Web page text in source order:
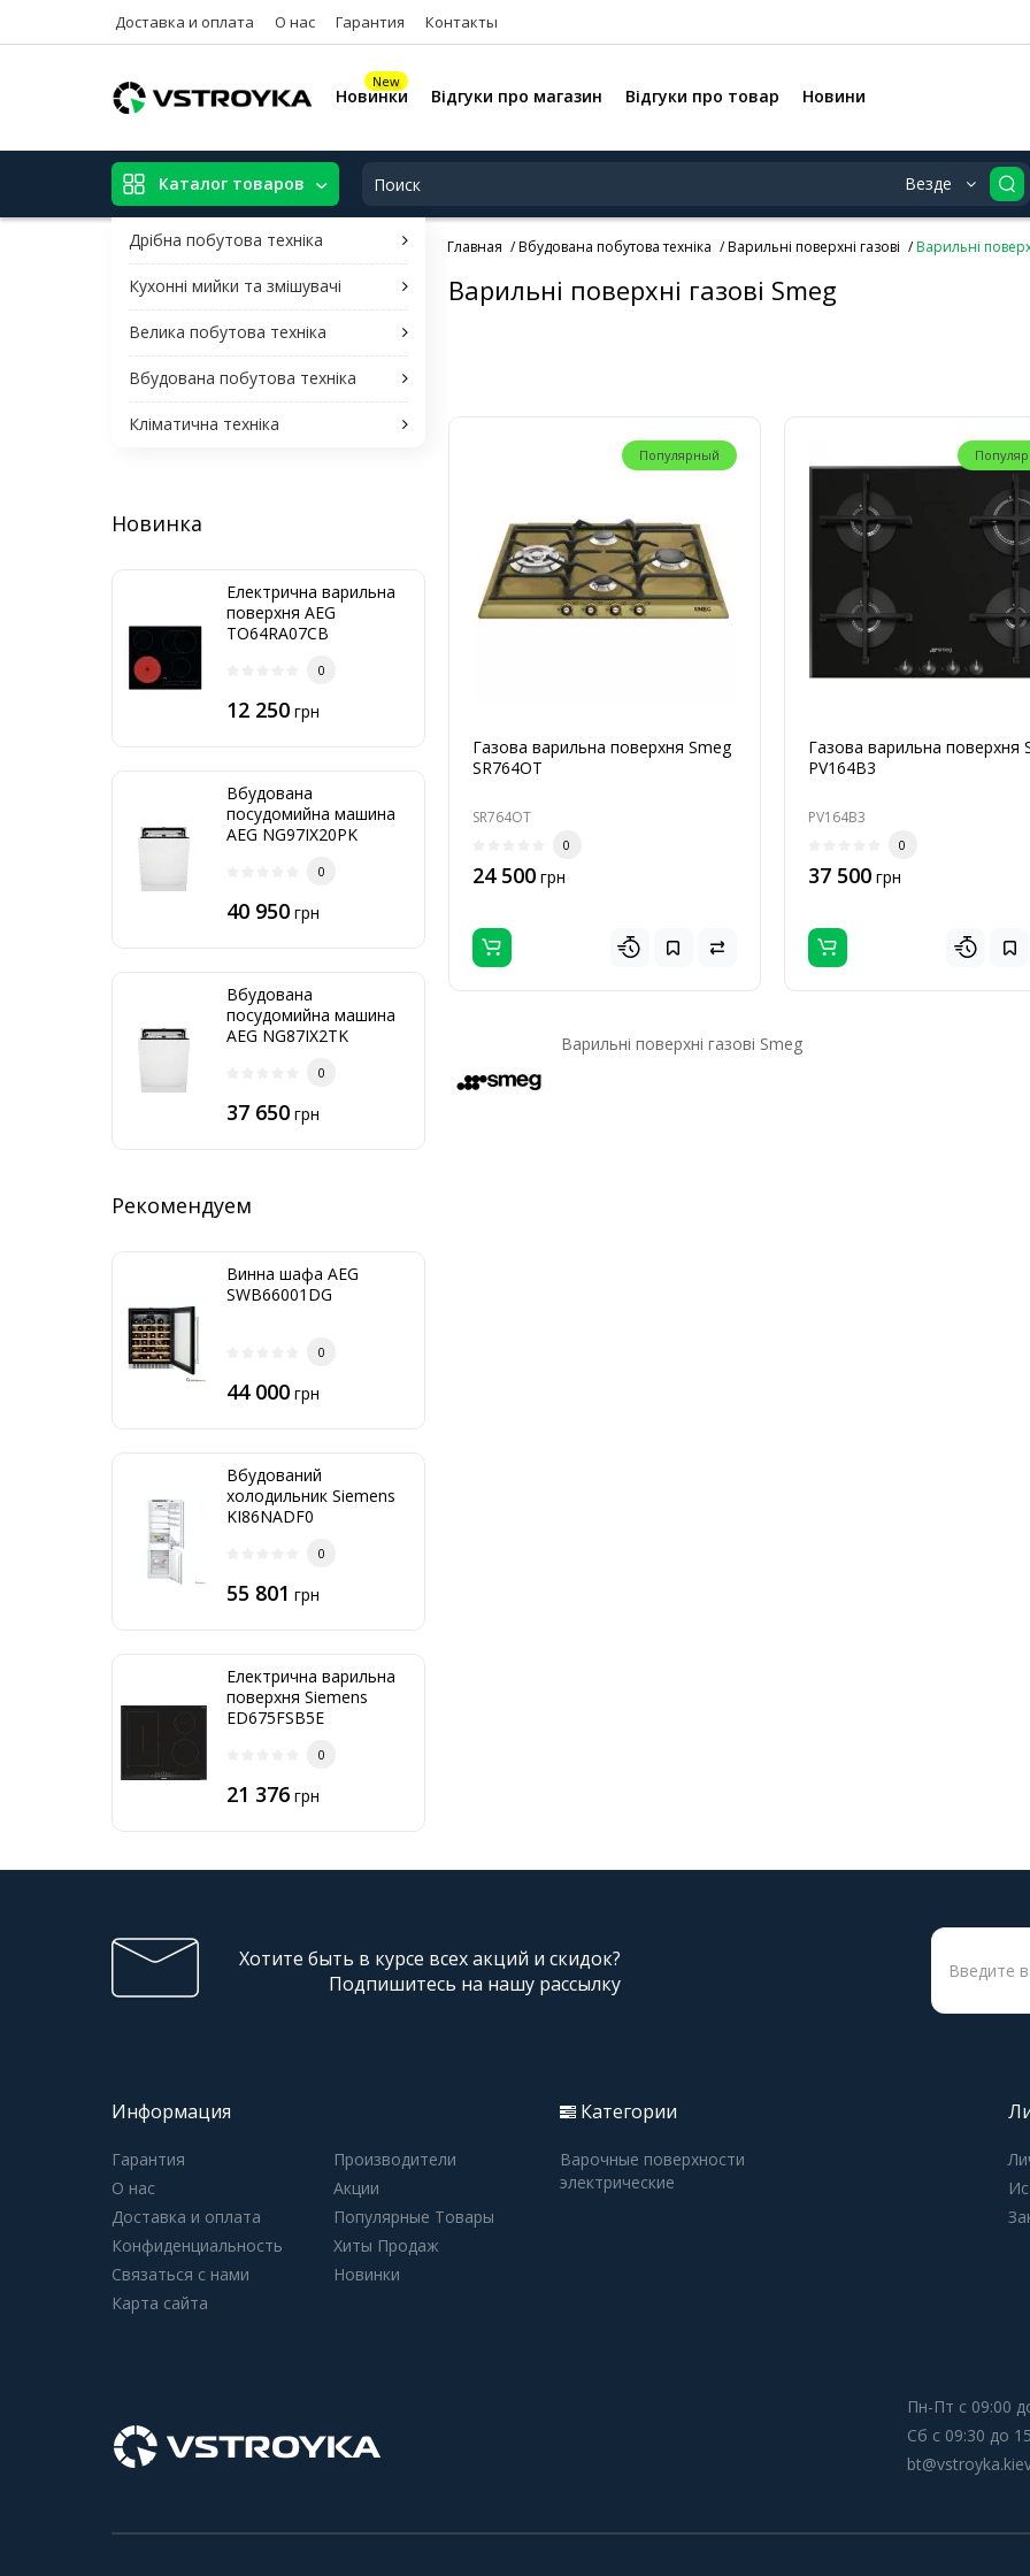
Доставка и оплата О нас Гарантия Контакты
New
Новинки Відгуки про магазин Відгуки про товар Новини
Каталог товаров
Дрібна побутова техніка
Кухонні мийки та змішувачі
Велика побутова техніка
Вбудована побутова техніка
Кліматична техніка
Везде
Главная Вбудована побутова техніка Варильні поверхні газові Варильні
Новинка
Електрична варильна
поверхня AEG
TO64RA07CB
0
12 250 грн
Вбудована
посудомийна машина
AEG NG97IX20PK
0
40 950 грн
Вбудована
посудомийна машина
AEG NG87IX2TK
0
37 650 грн
Рекомендуем
Винна шафа AEG
SWB66001DG
0
44 000 грн
Вбудований
холодильник Siemens
KI86NADF0
0
55 801 грн
Електрична варильна
поверхня Siemens
ED675FSB5E
0
21 376 грн
Варильні поверхні газові Smeg
Популярный
Газова варильна поверхня Smeg
SR764OT
SR764OT
0
24 500грн
Газова варильна поверхня
PV164B3
PV164B3
0
37 500грн
Варильні поверхні газові Smeg
Хотите быть в курсе всех акций и скидок?
Подпишитесь на нашу рассылку
Информация
Гарантия
О нас
Доставка и оплата
Конфиденциальность
Связаться с нами
Карта сайта
Производители
Акции
Популярные Товары
Хиты Продаж
Новинки
Категории
Варочные поверхности
электрические
Пн-Пт с 09:00
Сб с 09:30 до